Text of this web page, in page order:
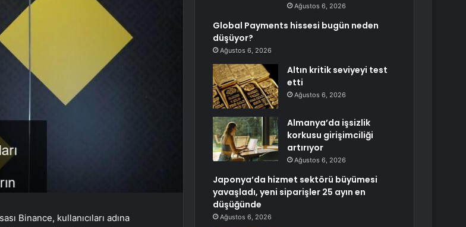
Binance, kullanıcıları adına
Ağustos 6, 2026
Global Payments hissesi bugün neden
düşüyor?
Ağustos 6, 2026
Altın kritik seviyeyi test
etti
Ağustos 6, 2026
Almanya’da işsizlik
korkusu girişimciliği
artırıyor
Ağustos 6, 2026
Japonya’da hizmet sektörü büyümesi
yavaşladı, yeni siparişler 25 ayın en
düşüğünde
Ağustos 6, 2026